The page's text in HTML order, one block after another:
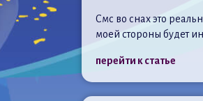
Смс во снах это
моей стороны будет
перейти к статье